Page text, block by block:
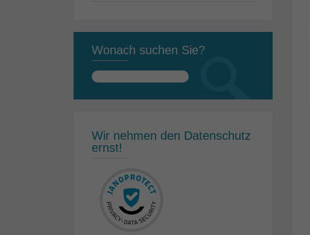
Wonach suchen Sie?
Suchen
Wir nehmen den Datenschutz
ernst!